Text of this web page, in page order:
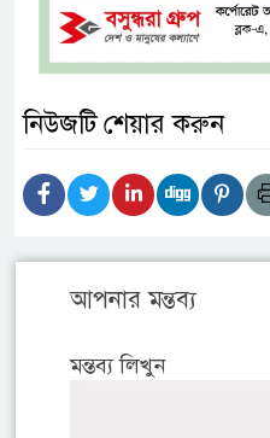
নিউজটি শেয়ার করুন
আপনার মন্তব্য
মন্তব্য লিখুন